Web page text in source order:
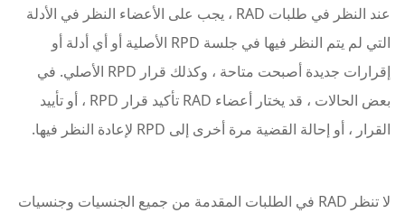
عند النظر في طلبات RAD ، يجب على الأعضاء النظر في الأدلة
التي لم يتم النظر فيها في جلسة RPD الأصلية أو أي أدلة أو
إقرارات جديدة أصبحت متاحة ، وكذلك قرار RPD الأصلي. في
بعض الحالات ، قد يختار أعضاء RAD تأكيد قرار RPD ، أو تأييد
القرار ، أو إحالة القضية مرة أخرى إلى RPD لإعادة النظر فيها.
لا تنظر RAD في الطلبات المقدمة من جميع الجنسيات وجنسيات